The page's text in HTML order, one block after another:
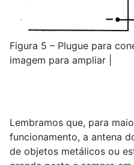
Figura 5 – Plugue para
imagem para ampliar |
Lembramos que, para
funcionamento, a antena
de objetos metálicos ou